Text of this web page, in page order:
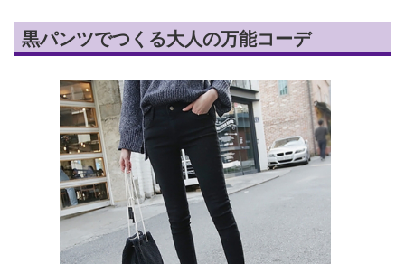
黒パンツでつくる大人の万能コーデ